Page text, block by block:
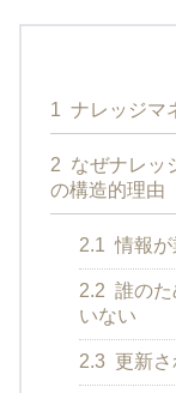
1 ナレッジマ
2 なぜナレッ
の構造的理由
2.1 情報が
2.2 誰の
いない
2.3 更新